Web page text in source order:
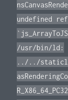
undefined
/usr/bin/ld:
../../